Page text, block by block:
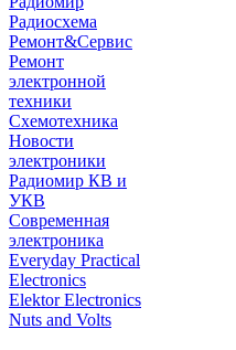
Радиосхема
Ремонт&Сервис
Ремонт
электронной
техники
Схемотехника
Новости
электроники
Радиомир КВ и
УКВ
Современная
электроника
Everyday Practical
Electronics
Elektor Electronics
Nuts and Volts